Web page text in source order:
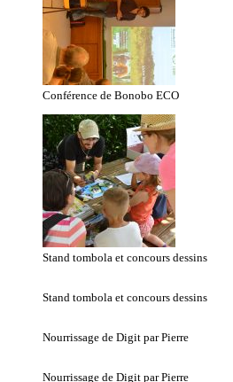
Conférence de Bonobo ECO
Stand tombola et concours dessins
Stand tombola et concours dessins
Nourrissage de Digit par Pierre
Nourrissage de Digit par Pierre